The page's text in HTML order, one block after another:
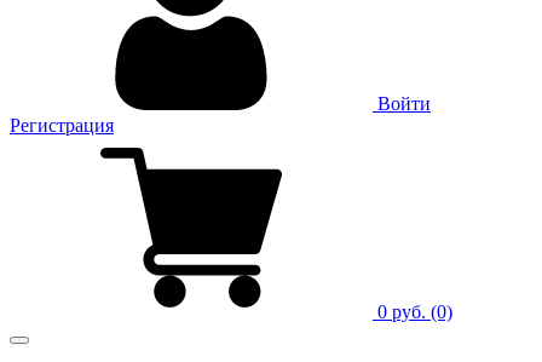
Войти
Регистрация
0 руб. (0)